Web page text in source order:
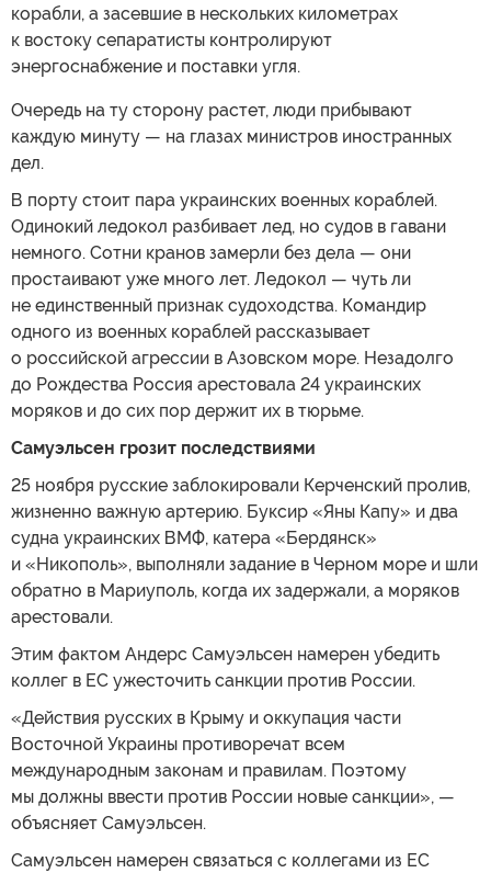
корабли, а засевшие в нескольких километрах
к востоку сепаратисты контролируют
энергоснабжение и поставки угля.
Очередь на ту сторону растет, люди прибывают
каждую минуту — на глазах министров иностранных
дел.
В порту стоит пара украинских военных кораблей.
Одинокий ледокол разбивает лед, но судов в гавани
немного. Сотни кранов замерли без дела — они
простаивают уже много лет. Ледокол — чуть ли
не единственный признак судоходства. Командир
одного из военных кораблей рассказывает
о российской агрессии в Азовском море. Незадолго
до Рождества Россия арестовала 24 украинских
моряков и до сих пор держит их в тюрьме.
Самуэльсен грозит последствиями
25 ноября русские заблокировали Керченский пролив,
жизненно важную артерию. Буксир «Яны Капу» и два
судна украинских ВМФ, катера «Бердянск»
и «Никополь», выполняли задание в Черном море и шли
обратно в Мариуполь, когда их задержали, а моряков
арестовали.
Этим фактом Андерс Самуэльсен намерен убедить
коллег в ЕС ужесточить санкции против России.
«Действия русских в Крыму и оккупация части
Восточной Украины противоречат всем
международным законам и правилам. Поэтому
мы должны ввести против России новые санкции», —
объясняет Самуэльсен.
Самуэльсен намерен связаться с коллегами из ЕС